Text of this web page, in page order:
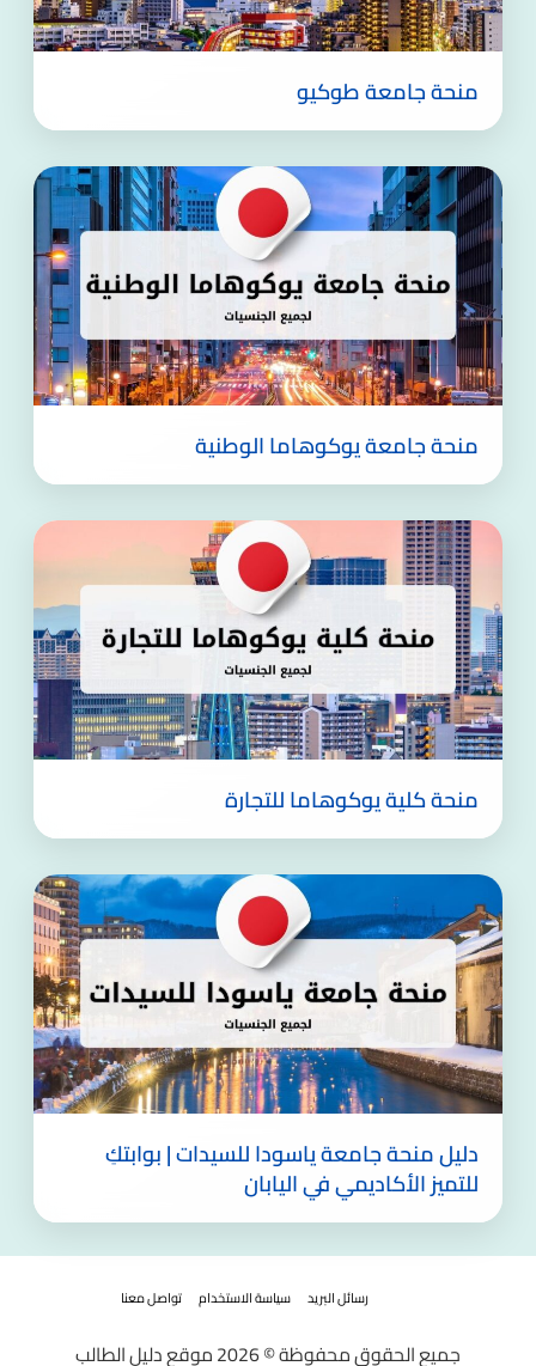
منحة جامعة طوكيو
منحة جامعة يوكوهاما الوطنية
منحة كلية يوكوهاما للتجارة
دليل منحة جامعة ياسودا للسيدات | بوابتكِ
للتميز الأكاديمي في اليابان
رسائل البريد سياسة الاستخدام تواصل معنا
جميع الحقوق محفوظة © 2026 موقع دليل الطالب